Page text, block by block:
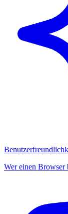
Wer einen Browser